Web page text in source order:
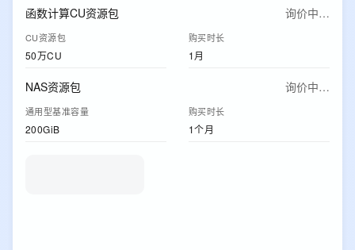
函数计算CU资源包 询价中…
CU资源包
50万CU
购买时长
1月
NAS资源包 询价中…
通用型基准容量
200GiB
购买时长
1个月